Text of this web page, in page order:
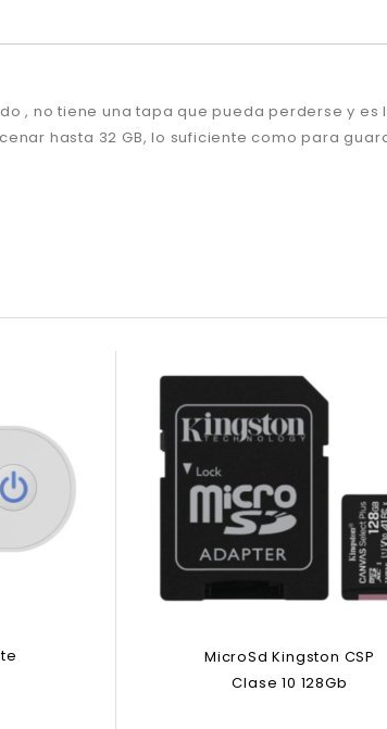
, no tiene una tapa que pueda perderse y
hasta 32 GB, lo suficiente como para
MicroSd Kingston CSP
Clase 10 128Gb